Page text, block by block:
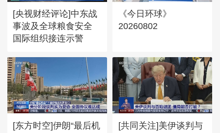
[央视财经评论]中东战
事波及全球粮食安全
国际组织接连示警
《今日环球》
20260802
[东方时空]伊朗“最后机
[共同关注]美伊谈判与